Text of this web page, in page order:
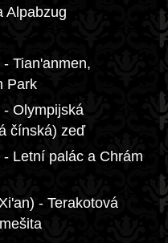
Alpabzug
Tian'anmen,
Park
Olympijská
čínská) zeď
Letní palác a Chrám
- Terakotová